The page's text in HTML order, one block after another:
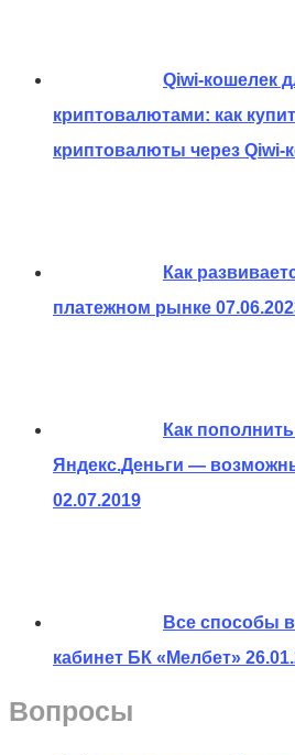
Qiwi-кошелек
криптовалютами: как
криптовалюты через Qiwi-
Как
платежном рынке
Как
Яндекс.Деньги —
02.07.2019
Все способы
кабинет БК «Мелбет»
Вопросы